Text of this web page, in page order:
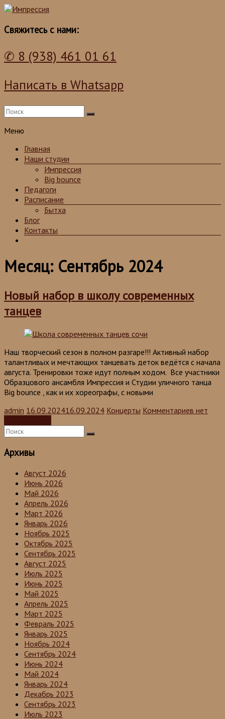
Импрессия
Школа танцев для детей и взрослых
Свяжитесь с нами:
✆ 8 (938) 461 01 61
Написать в Whatsapp
Меню
Главная
Наши студии
Импрессия
Big bounce
Педагоги
Расписание
Бытха
Блог
Контакты
Месяц: Сентябрь 2024
Новый набор в школу современных
танцев
Наш творческий сезон в полном разгаре!!! Активный набор
талантливых и мечтающих танцевать деток ведётся с начала
августа. Тренировки тоже идут полным ходом. Все участники
Образцового ансамбля Импрессия и Студии уличного танца
Big bounce , как и их хореографы, с новыми
admin 16.09.202416.09.2024 Концерты Комментариев нет
Архивы
Август 2026
Июнь 2026
Май 2026
Апрель 2026
Март 2026
Январь 2026
Ноябрь 2025
Октябрь 2025
Сентябрь 2025
Август 2025
Июль 2025
Июнь 2025
Май 2025
Апрель 2025
Март 2025
Февраль 2025
Январь 2025
Ноябрь 2024
Сентябрь 2024
Июнь 2024
Май 2024
Январь 2024
Декабрь 2023
Сентябрь 2023
Июль 2023